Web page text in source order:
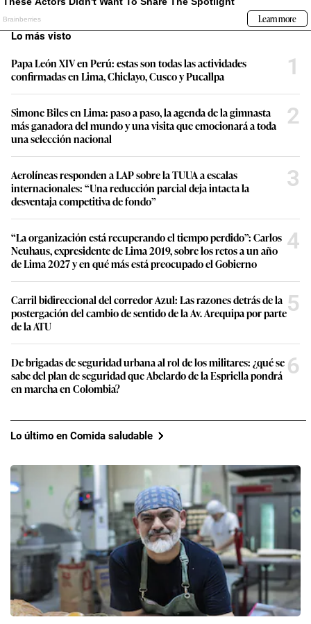
Lo más visto
Papa León XIV en Perú: estas son todas las actividades
confirmadas en Lima, Chiclayo, Cusco y Pucallpa
1
Simone Biles en Lima: paso a paso, la agenda de la gimnasta
más ganadora del mundo y una visita que emocionará a toda
una selección nacional
2
Aerolíneas responden a LAP sobre la TUUA a escalas
internacionales: “Una reducción parcial deja intacta la
desventaja competitiva de fondo”
3
“La organización está recuperando el tiempo perdido”: Carlos
Neuhaus, expresidente de Lima 2019, sobre los retos a un año
de Lima 2027 y en qué más está preocupado el Gobierno
4
Carril bidireccional del corredor Azul: Las razones detrás de la
postergación del cambio de sentido de la Av. Arequipa por parte
de la ATU
5
De brigadas de seguridad urbana al rol de los militares: ¿qué se
sabe del plan de seguridad que Abelardo de la Espriella pondrá
en marcha en Colombia?
6
Lo último en Comida saludable